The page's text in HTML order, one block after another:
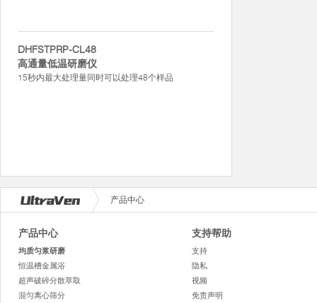
DHFSTPRP-CL48
高通量低温研磨仪
15秒内最大处理量同时可以处理48个样品
产品中心
产品中心
均质匀浆研磨
恒温槽金属浴
超声破碎分散萃取
混匀离心筛分
支持帮助
支持
隐私
视频
免责声明